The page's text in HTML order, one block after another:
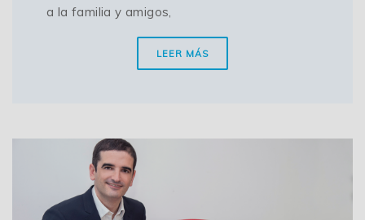
a la familia y amigos,
LEER MÁS